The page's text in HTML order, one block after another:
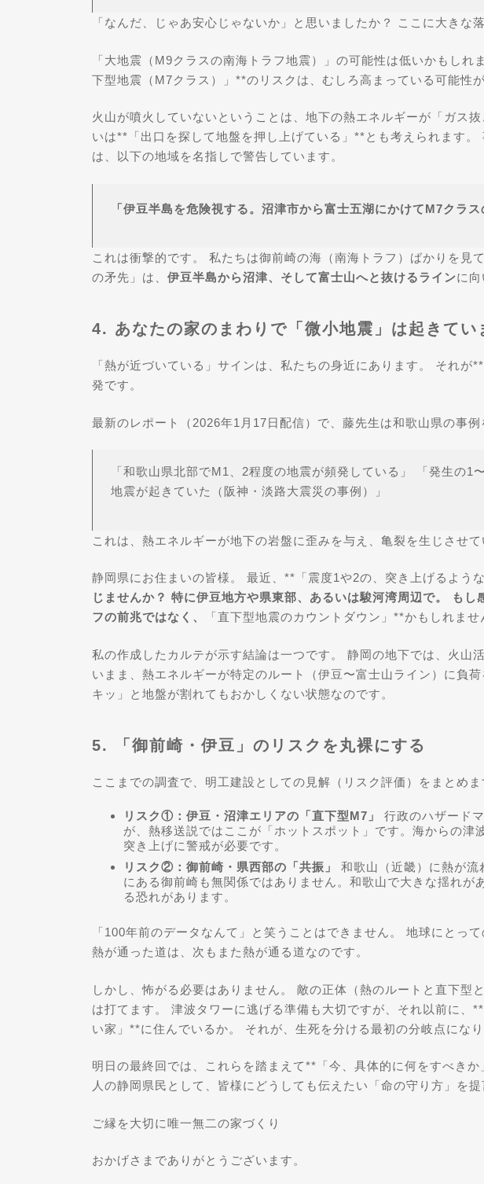
「なんだ、じゃあ安心じゃないか」と思いましたか？ ここに大きな
「大地震（M9クラスの南海トラフ地震）」の可能性は低いかもしれ
下型地震（M7クラス）」**のリスクは、むしろ高まっている可能性が
火山が噴火していないということは、地下の熱エネルギーが「ガス
いは**「出口を探して地盤を押し上げている」**とも考えられます。
は、以下の地域を名指しで警告しています。
「伊豆半島を危険視する。沼津市から富士五湖にかけてM7クラス
これは衝撃的です。 私たちは御前崎の海（南海トラフ）ばかりを見
の矛先」は、 伊豆半島から沼津、そして富士山へと抜けるラインに向
4. あなたの家のまわりで「微小地震」は起きてい
「熱が近づいている」サインは、私たちの身近にあります。 それが
発です。
最新のレポート（2026年1月17日配信）で、藤先生は和歌山県の事例
「和歌山県北部でM1、2程度の地震が頻発している」 「発生の1
地震が起きていた（阪神・淡路大震災の事例）」
これは、熱エネルギーが地下の岩盤に歪みを与え、亀裂を生じさせて
静岡県にお住まいの皆様。 最近、**「震度1や2の、突き上げるような
じませんか？ 特に伊豆地方や県東部、あるいは駿河湾周辺で。 もし
フの前兆ではなく、
「直下型地震のカウントダウン」**かもしれませ
私の作成したカルテが示す結論は一つです。 静岡の地下では、火山
いまま、熱エネルギーが特定のルート（伊豆〜富士山ライン）に負
キッ」と地盤が割れてもおかしくない状態なのです。
5. 「御前崎・伊豆」のリスクを丸裸にする
ここまでの調査で、明工建設としての見解（リスク評価）をまとめま
リスク①：伊豆・沼津エリアの「直下型M7」
行政のハザード
が、熱移送説ではここが「ホットスポット」です。海からの津
突き上げに警戒が必要です。
リスク②：御前崎・県西部の「共振」
和歌山（近畿）に熱が流
にある御前崎も無関係ではありません。和歌山で大きな揺れが
る恐れがあります。
「100年前のデータなんて」と笑うことはできません。 地球にとっ
熱が通った道は、次もまた熱が通る道なのです。
しかし、怖がる必要はありません。 敵の正体（熱のルートと直下型
は打てます。 津波タワーに逃げる準備も大切ですが、それ以前に、
い家」**に住んでいるか。 それが、生死を分ける最初の分岐点になり
明日の最終回では、これらを踏まえて**「今、具体的に何をすべき
人の静岡県民として、皆様にどうしても伝えたい「命の守り方」を提
ご縁を大切に唯一無二の家づくり
おかげさまでありがとうございます。